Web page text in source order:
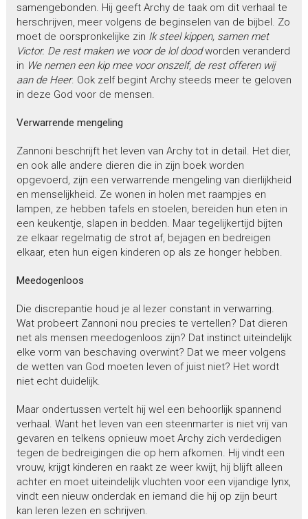
samengebonden. Hij geeft Archy de taak om dit verhaal te
herschrijven, meer volgens de beginselen van de bijbel. Zo
moet de oorspronkelijke zin Ik steel kippen, samen met
Victor. De rest maken we voor de lol doodworden veranderd
in We nemen een kip mee voor onszelf, de rest offeren wij
aan de Heer. Ook zelf begint Archy steeds meer te geloven
in deze God voor de mensen.
Verwarrende mengeling
Zannoni beschrijft het leven van Archy tot in detail. Het dier,
en ook alle andere dieren die in zijn boek worden
opgevoerd, zijn een verwarrende mengeling van dierlijkheid
en menselijkheid. Ze wonen in holen met raampjes en
lampen, ze hebben tafels en stoelen, bereiden hun eten in
een keukentje, slapen in bedden. Maar tegelijkertijd bijten
ze elkaar regelmatig de strot af, bejagen en bedreigen
elkaar, eten hun eigen kinderen op als ze honger hebben.
Meedogenloos
Die discrepantie houd je al lezer constant in verwarring.
Wat probeert Zannoni nou precies te vertellen? Dat dieren
net als mensen meedogenloos zijn? Dat instinct uiteindelijk
elke vorm van beschaving overwint? Dat we meer volgens
de wetten van God moeten leven of juist niet? Het wordt
niet echt duidelijk.
Maar ondertussen vertelt hij wel een behoorlijk spannend
verhaal. Want het leven van een steenmarter is niet vrij van
gevaren en telkens opnieuw moet Archy zich verdedigen
tegen de bedreigingen die op hem afkomen. Hij vindt een
vrouw, krijgt kinderen en raakt ze weer kwijt, hij blijft alleen
achter en moet uiteindelijk vluchten voor een vijandige lynx,
vindt een nieuw onderdak en iemand die hij op zijn beurt
kan leren lezen en schrijven.